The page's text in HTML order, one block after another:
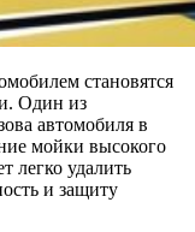
становятся
Один из
автомобиля в
мойки высокого
легко удалить
и защиту